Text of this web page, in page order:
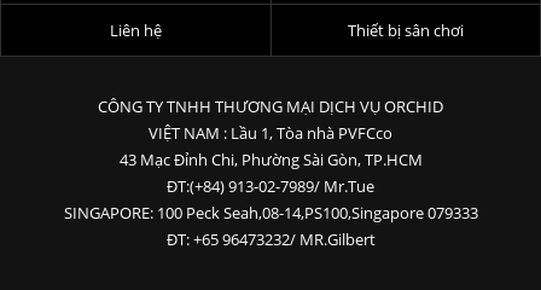
Liên hệ Thiết bị sân chơi
CÔNG TY TNHH THƯƠNG MẠI DỊCH VỤ ORCHID
VIỆT NAM : Lầu 1, Tòa nhà PVFCco
43 Mạc Đỉnh Chi, Phường Sài Gòn, TP.HCM
ĐT:(+84) 913-02-7989/ Mr.Tue
SINGAPORE: 100 Peck Seah,08-14,PS100,Singapore 079333
ĐT: +65 96473232/ MR.Gilbert